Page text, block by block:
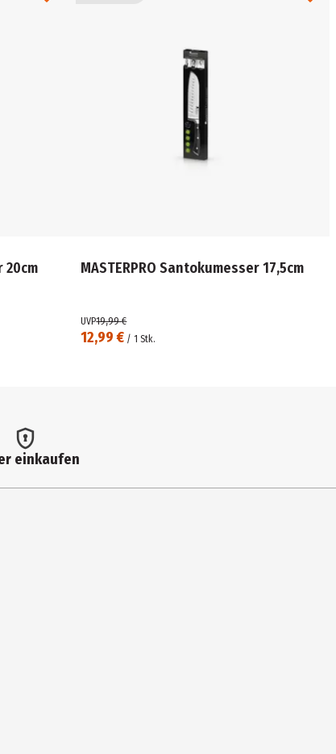
20cm MASTERPRO Santokumesser 17,5cm
12,99 € / 1 Stk.
UVP19,99 €
einkaufen